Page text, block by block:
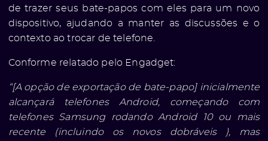
de trazer seus bate-papos com eles para um novo
dispositivo, ajudando a manter as discussões e o
contexto ao trocar de telefone.
Conforme relatado pelo Engadget:
“[A opção de exportação de bate-papo] inicialmente
alcançará telefones Android, começando com
telefones Samsung rodando Android 10 ou mais
recente (incluindo os novos dobráveis ), mas